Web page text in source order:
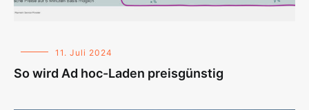
11. Juli 2024
So wird Ad hoc-Laden preisgünstig